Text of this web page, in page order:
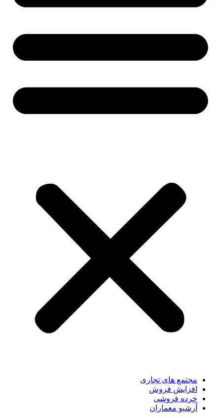
مجتمع های تجاری
افزایش فروش
خرده فروشی
آرشیو معماران